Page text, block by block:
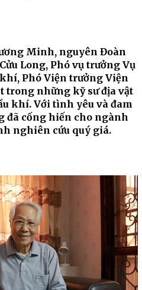
Minh, nguyên Đoàn
Long, Phó vụ trưởng Vụ
Phó Viện trưởng Viện
trong những kỹ sư địa vật
khí. Với tình yêu và đam
đã cống hiến cho ngành
nghiên cứu quý giá.